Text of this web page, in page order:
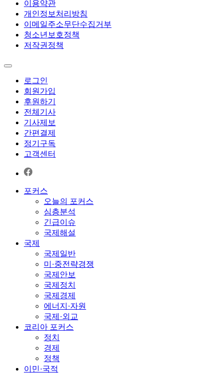
이용약관
개인정보처리방침
이메일주소무단수집거부
청소년보호정책
저작권정책
로그인
회원가입
후원하기
전체기사
기사제보
간편결제
정기구독
고객센터
포커스
오늘의 포커스
심층분석
긴급이슈
국제해설
국제
국제일반
미·중전략경쟁
국제안보
국제정치
국제경제
에너지·자원
국제·외교
코리아 포커스
정치
경제
정책
이민·국적